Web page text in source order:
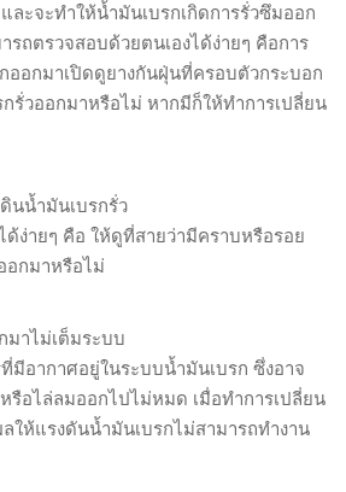
ละจะทำให้น้ำมันเบรกเกิดการรั่วซึมออก
รถตรวจสอบด้วยตนเองได้ง่ายๆ คือการ
ออกมาเปิดดูยางกันฝุ่นที่ครอบตัวกระบอก
รั่วออกมาหรือไม่ หากมีก็ให้ทำการเปลี่ยน
นน้ำมันเบรกรั่ว
ด้ง่ายๆ คือ ให้ดูที่สายว่ามีคราบหรือรอย
อกมาหรือไม่
มาไม่เต็มระบบ
มีอากาศอยู่ในระบบน้ำมันเบรก ซึ่งอาจ
รือไล่ลมออกไปไม่หมด เมื่อทำการเปลี่ยน
ให้แรงดันน้ำมันเบรกไม่สามารถทำงาน